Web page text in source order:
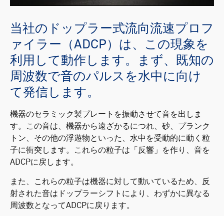
当社のドップラー式流向流速プロフ
ァイラー（ADCP）は、この現象を
利用して動作します。まず、既知の
周波数で音のパルスを水中に向け
て発信します。
機器のセラミック製プレートを振動させて音を出しま
す。この音は、機器から遠ざかるにつれ、砂、プランク
トン、その他の浮遊物といった、水中を受動的に動く粒
子に衝突します。これらの粒子は「反響」を作り、音を
ADCPに戻します。
また、これらの粒子は機器に対して動いているため、反
射された音はドップラーシフトにより、わずかに異なる
周波数となってADCPに戻ります。